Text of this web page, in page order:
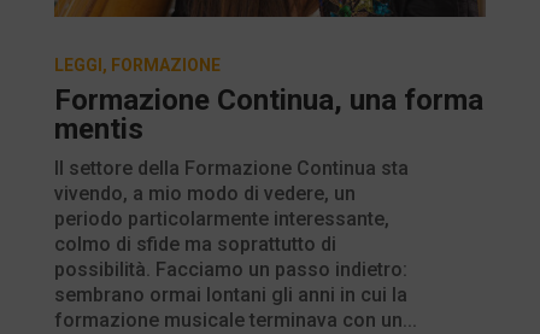
Formazione Cοntinua, una forma
mentis
LEGGI , FORMAZIONE
Il settore della Formazione Continua sta
vivendo, a mio modo di vedere, un
periodo particolarmente interessante,
colmo di sfide ma soprattutto di
possibilità. Facciamo un passo indietro:
sembrano ormai lontani gli anni in cui la
formazione musicale terminava con un...